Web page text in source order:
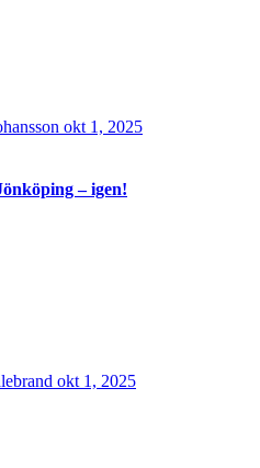
okt 1, 2025
– igen!
okt 1, 2025